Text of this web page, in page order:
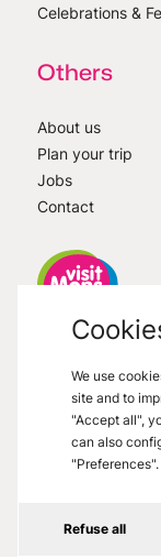
Celebrations &
Others
About us
Plan your trip
Jobs
Contact
Grand Place
We use
site and to
"Accept all",
can also
"Preferences".
Refuse all